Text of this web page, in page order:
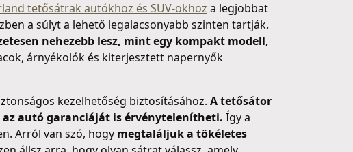
tetősátrak autókhoz és SUV-okhoz a legjobbat
a súlyt a lehető legalacsonyabb szinten tartják.
nehezebb lesz, mint egy kompakt modell,
árnyékolók és kiterjesztett napernyők
kezelhetőség biztosításához. A tetősátor
autó garanciáját is érvénytelenítheti. Így a
Arról van szó, hogy megtaláljuk a tökéletes